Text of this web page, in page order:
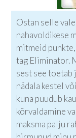
Ostan selle
nahavoldikese
mitmeid
tag Eliminator.
sest see toetab
nädala kestel
kuna puudub
kõrvaldamine
maksma palju